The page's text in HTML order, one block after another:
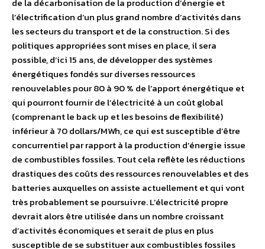
de la décarbonisation de la production d’énergie et
l’électrification d’un plus grand nombre d’activités dans
les secteurs du transport et de la construction. Si des
politiques appropriées sont mises en place, il sera
possible, d’ici 15 ans, de développer des systèmes
énergétiques fondés sur diverses ressources
renouvelables pour 80 à 90 % de l’apport énergétique et
qui pourront fournir de l’électricité à un coût global
(comprenant le back up et les besoins de flexibilité)
inférieur à 70 dollars/MWh, ce qui est susceptible d’être
concurrentiel par rapport à la production d’énergie issue
de combustibles fossiles. Tout cela reflète les réductions
drastiques des coûts des ressources renouvelables et des
batteries auxquelles on assiste actuellement et qui vont
très probablement se poursuivre. L’électricité propre
devrait alors être utilisée dans un nombre croissant
d’activités économiques et serait de plus en plus
susceptible de se substituer aux combustibles fossiles